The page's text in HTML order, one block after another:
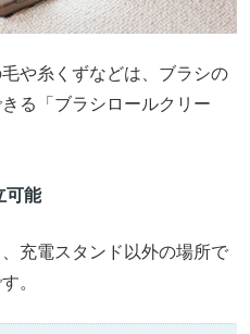
や糸くずなどは、ブラシの
る「ブラシロールクリー
可能
充電スタンド以外の場所で
。